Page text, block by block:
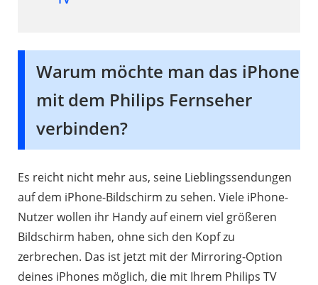
Warum möchte man das iPhone
mit dem Philips Fernseher
verbinden?
Es reicht nicht mehr aus, seine Lieblingssendungen
auf dem iPhone-Bildschirm zu sehen. Viele iPhone-
Nutzer wollen ihr Handy auf einem viel größeren
Bildschirm haben, ohne sich den Kopf zu
zerbrechen. Das ist jetzt mit der Mirroring-Option
deines iPhones möglich, die mit Ihrem Philips TV